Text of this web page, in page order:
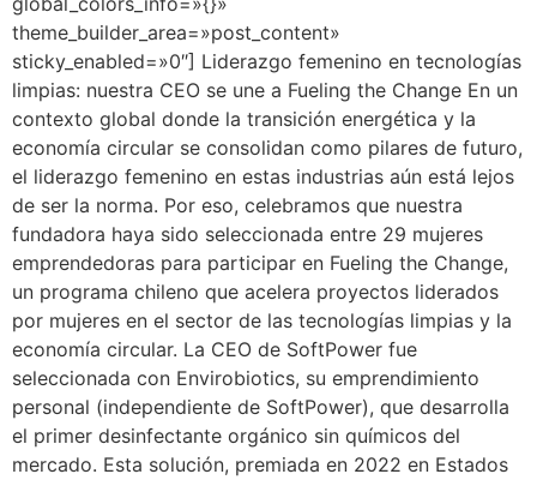
theme_builder_area=»post_content»
sticky_enabled=»0″] Liderazgo femenino en tecnologías
limpias: nuestra CEO se une a Fueling the Change En un
contexto global donde la transición energética y la
economía circular se consolidan como pilares de futuro,
el liderazgo femenino en estas industrias aún está lejos
de ser la norma. Por eso, celebramos que nuestra
fundadora haya sido seleccionada entre 29 mujeres
emprendedoras para participar en Fueling the Change,
un programa chileno que acelera proyectos liderados
por mujeres en el sector de las tecnologías limpias y la
economía circular. La CEO de SoftPower fue
seleccionada con Envirobiotics, su emprendimiento
personal (independiente de SoftPower), que desarrolla
el primer desinfectante orgánico sin químicos del
mercado. Esta solución, premiada en 2022 en Estados